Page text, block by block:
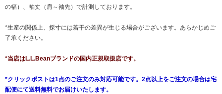
の幅）、袖丈（肩～袖先）で計測しております。
*生産の関係上、採寸には若干の差異が生じる場合がございます。あらかじめご
了承ください。
*当店はL.L.Beanブランドの国内正規取扱店です。
*クリックポストは1点のご注文のみ対応可能です。2点以上をご注文の場合は宅
配便にて送料無料でお届けいたします。